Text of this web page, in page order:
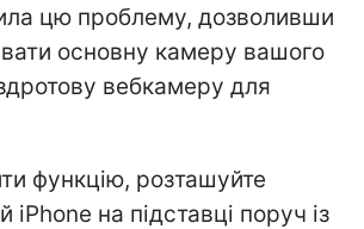
цю проблему, дозволивши
основну камеру вашого
вебкамеру для
функцію, розташуйте
iPhone на підставці поруч із